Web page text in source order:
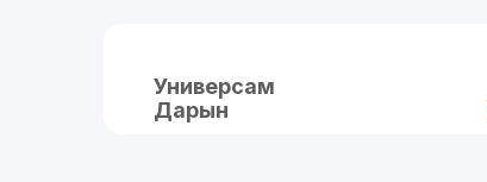
Универсам
Дарын